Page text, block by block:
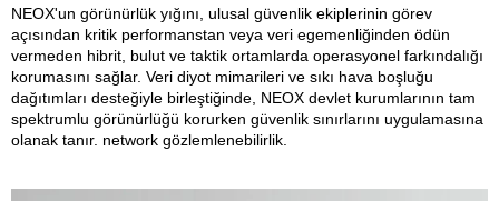
NEOX'un görünürlük yığını, ulusal güvenlik ekiplerinin görev
açısından kritik performanstan veya veri egemenliğinden ödün
vermeden hibrit, bulut ve taktik ortamlarda operasyonel farkındalığı
korumasını sağlar. Veri diyot mimarileri ve sıkı hava boşluğu
dağıtımları desteğiyle birleştiğinde, NEOX devlet kurumlarının tam
spektrumlu görünürlüğü korurken güvenlik sınırlarını uygulamasına
olanak tanır. network gözlemlenebilirlik.